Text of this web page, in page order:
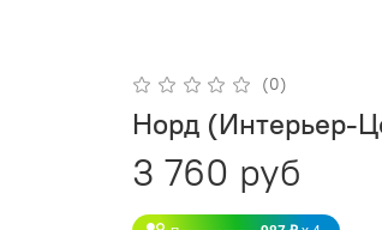
(0)
Норд (Интерьер-
3 760 руб